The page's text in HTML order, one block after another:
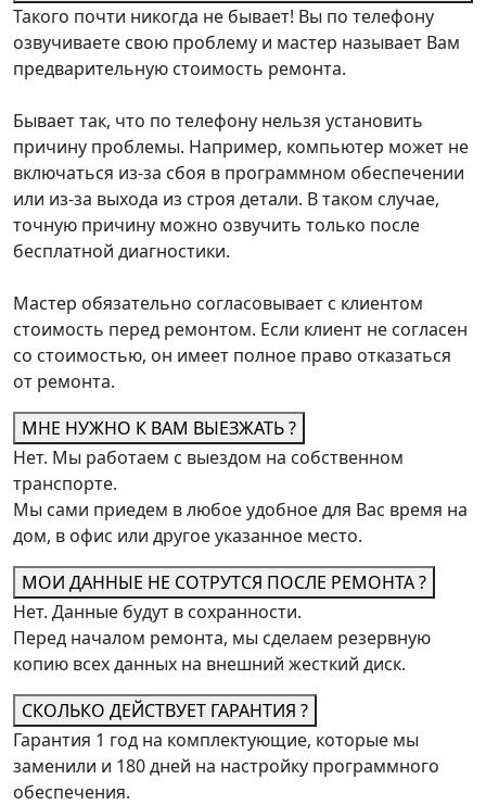
Такого почти никогда не бывает! Вы по телефону
озвучиваете свою проблему и мастер называет Вам
предварительную стоимость ремонта.
Бывает так, что по телефону нельзя установить
причину проблемы. Например, компьютер может не
включаться из-за сбоя в программном обеспечении
или из-за выхода из строя детали. В таком случае,
точную причину можно озвучить только после
бесплатной диагностики.
Мастер обязательно согласовывает с клиентом
стоимость перед ремонтом. Если клиент не согласен
со стоимостью, он имеет полное право отказаться
от ремонта.
МНЕ НУЖНО К ВАМ ВЫЕЗЖАТЬ ?
Нет. Мы работаем с выездом на собственном
транспорте.
Мы сами приедем в любое удобное для Вас время на
дом, в офис или другое указанное место.
МОИ ДАННЫЕ НЕ СОТРУТСЯ ПОСЛЕ РЕМОНТА ?
Нет. Данные будут в сохранности.
Перед началом ремонта, мы сделаем резервную
копию всех данных на внешний жесткий диск.
СКОЛЬКО ДЕЙСТВУЕТ ГАРАНТИЯ ?
Гарантия 1 год на комплектующие, которые мы
заменили и 180 дней на настройку программного
обеспечения.